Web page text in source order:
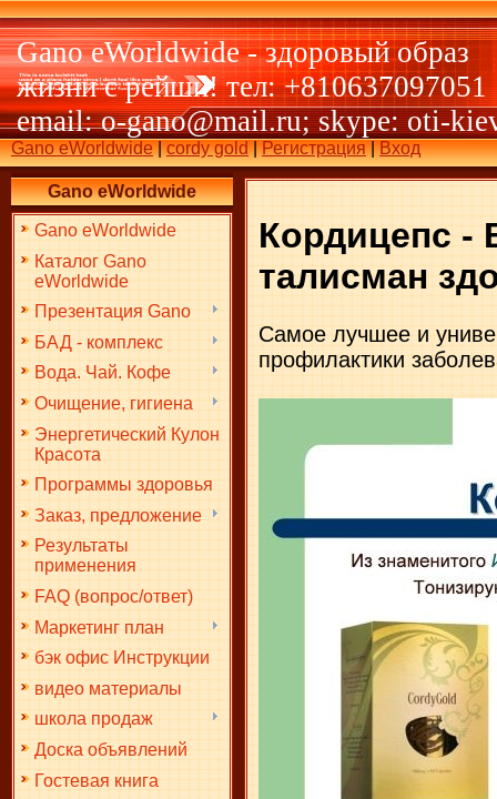
Gano eWorldwide - здоровый образ
жизни с рейши! тел: +810637097051
email: o-gano@mail.ru; skype: oti-
Gano eWorldwide|cordy gold|Регистрация|Вход
Gano eWorldwide
Gano eWorldwide
Каталог Gano
eWorldwide
Презентация Gano
БАД - комплекс
Вода. Чай. Кофе
Очищение, гигиена
Энергетический Кулон
Красота
Программы здоровья
Заказ, предложение
Результаты
применения
FAQ (вопрос/ответ)
Маркетинг план
бэк офис Инструкции
видео материалы
школа продаж
Доска объявлений
Гостевая книга
Кордицепс
талисман
Самое лучшее и
профилактики